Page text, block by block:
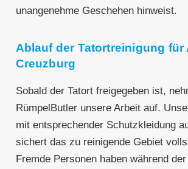
unangenehme Geschehen hinweist.
Ablauf der Tatortreinigung für
Creuzburg
Sobald der Tatort freigegeben ist,
RümpelButler unsere Arbeit auf.
mit entsprechender Schutzkleidung
sichert das zu reinigende Gebiet
Fremde Personen haben während